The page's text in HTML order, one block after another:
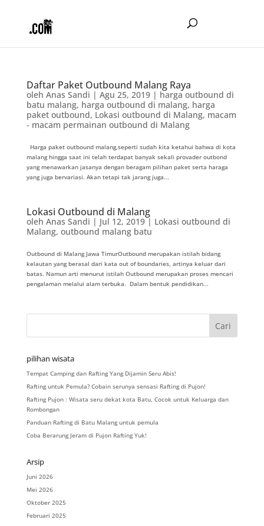
Daftar Paket Outbound Malang Raya
oleh Anas Sandi | Agu 25, 2019| harga outbound di
batu malang, harga outbound di malang, harga
paket outbound, Lokasi outbound di Malang, macam
- macam permainan outbound di Malang
Harga paket outbound malang,seperti sudah kita ketahui bahwa di kota
malang hingga saat ini telah terdapat banyak sekali provader outbond
yang menawarkan jasanya dengan beragam pilihan paket serta haraga
yang juga bervariasi. Akan tetapi tak jarang juga...
Lokasi Outbound di Malang
oleh Anas Sandi | Jul 12, 2019| Lokasi outbound di
Malang, outbound malang batu
Outbound di Malang Jawa TimurOutbound merupakan istilah bidang
kelautan yang berasal dari kata out of boundaries, artinya keluar dari
batas. Namun arti menurut istilah Outbound merupakan proses mencari
pengalaman melalui alam terbuka. Dalam bentuk pendidikan...
pilihan wisata
Tempat Camping dan Rafting Yang Dijamin Seru Abis!
Rafting untuk Pemula? Cobain serunya sensasi Rafting di Pujon!
Rafting Pujon : Wisata seru dekat kota Batu, Cocok untuk Keluarga dan
Rombongan
Panduan Rafting di Batu Malang untuk pemula
Coba Berarung Jeram di Pujon Rafting Yuk!
Arsip
Juni 2026
Mei 2026
Oktober 2025
Februari 2025